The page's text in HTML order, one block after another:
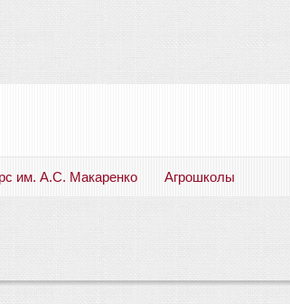
им. А.С. Макаренко Агрошколы